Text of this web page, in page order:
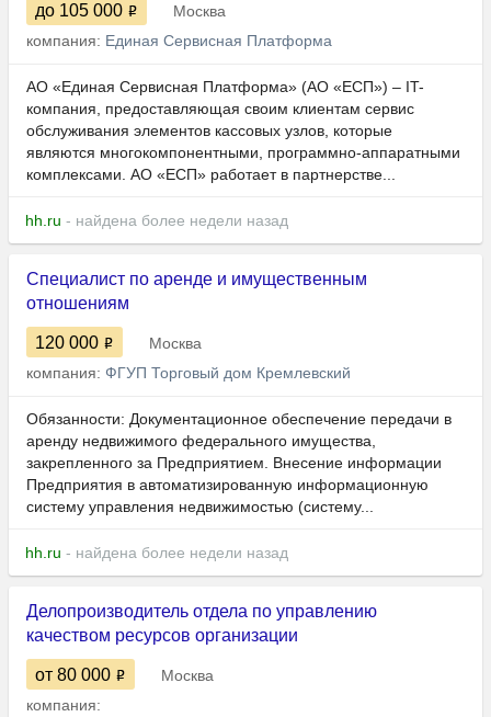
до 105 000
Москва
компания: Единая Сервисная Платформа
АО «Единая Сервисная Платформа» (АО «ЕСП») – IT-
компания, предоставляющая своим клиентам сервис
обслуживания элементов кассовых узлов, которые
являются многокомпонентными, программно-аппаратными
комплексами. АО «ЕСП» работает в партнерстве...
hh.ru - найдена более недели назад
Специалист по аренде и имущественным
отношениям
120 000
Москва
компания: ФГУП Торговый дом Кремлевский
Обязанности: Документационное обеспечение передачи в
аренду недвижимого федерального имущества,
закрепленного за Предприятием. Внесение информации
Предприятия в автоматизированную информационную
систему управления недвижимостью (систему...
hh.ru - найдена более недели назад
Делопроизводитель отдела по управлению
качеством ресурсов организации
от 80 000
Москва
компания: